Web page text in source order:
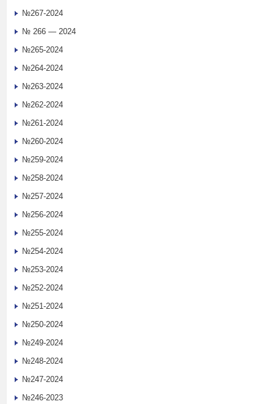
№267-2024
№ 266 — 2024
№265-2024
№264-2024
№263-2024
№262-2024
№261-2024
№260-2024
№259-2024
№258-2024
№257-2024
№256-2024
№255-2024
№254-2024
№253-2024
№252-2024
№251-2024
№250-2024
№249-2024
№248-2024
№247-2024
№246-2023